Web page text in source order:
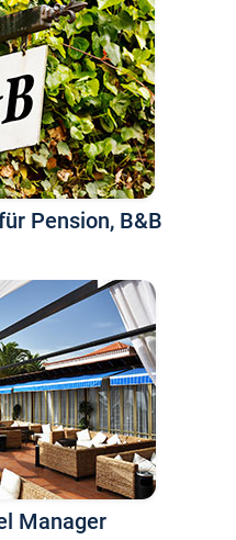
Pension, B&B
Manager